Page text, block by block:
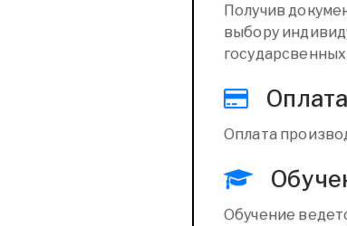
Получив
выбору
Оплата
Оплата
Обучение